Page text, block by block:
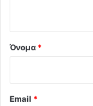
Όνομα *
Email *